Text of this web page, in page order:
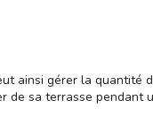
ainsi gérer la quantité
sa terrasse pendant